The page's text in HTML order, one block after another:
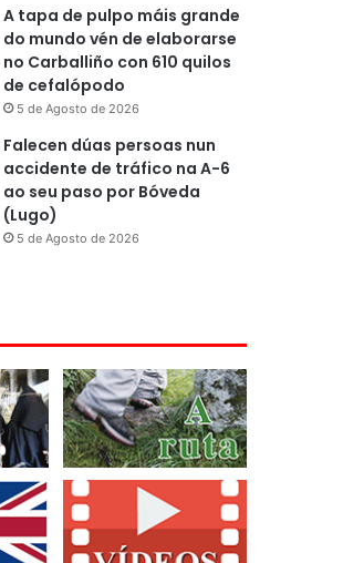
A tapa de pulpo máis grande
do mundo vén de elaborarse
no Carballiño con 610 quilos
de cefalópodo
5 de Agosto de 2026
Falecen dúas persoas nun
accidente de tráfico na A-6
ao seu paso por Bóveda
(Lugo)
5 de Agosto de 2026